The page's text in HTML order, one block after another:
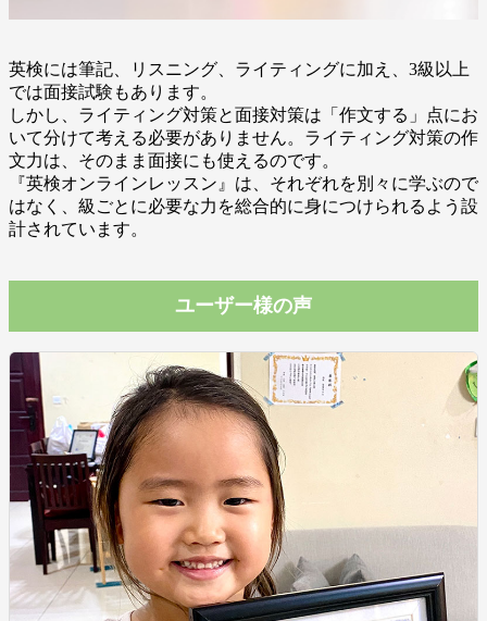
英検には筆記、リスニング、ライティングに加え、3級以上
では面接試験もあります。
しかし、ライティング対策と面接対策は「作文する」点にお
いて分けて考える必要がありません。ライティング対策の作
文力は、そのまま面接にも使えるのです。
『英検オンラインレッスン』は、それぞれを別々に学ぶので
はなく、級ごとに必要な力を総合的に身につけられるよう設
計されています。
ユーザー様の声